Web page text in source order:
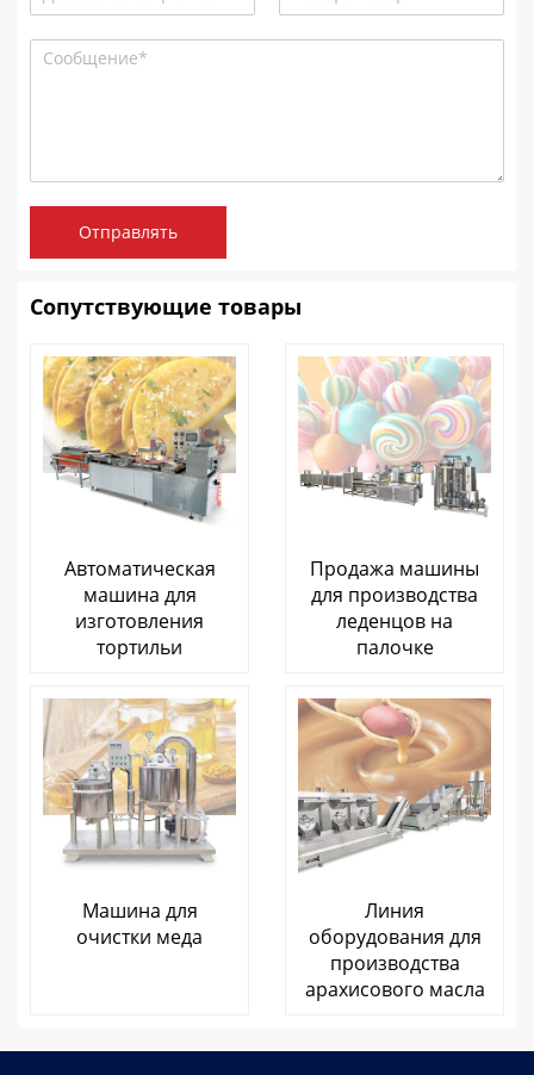
Отправлять
Сопутствующие товары
Автоматическая
машина для
изготовления
тортильи
Продажа машины
для производства
леденцов на
палочке
Машина для
очистки меда
Линия
оборудования для
производства
арахисового масла